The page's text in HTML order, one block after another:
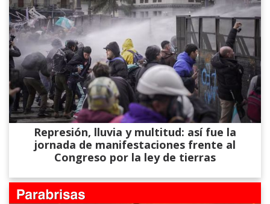
Represión, lluvia y multitud: así fue la
jornada de manifestaciones frente al
Congreso por la ley de tierras